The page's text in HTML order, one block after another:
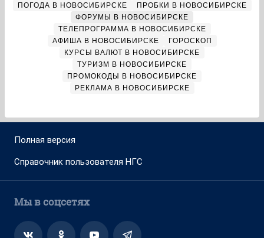
ПОГОДА В НОВОСИБИРСКЕ
ПРОБКИ В НОВОСИБИРСКЕ
ФОРУМЫ В НОВОСИБИРСКЕ
ТЕЛЕПРОГРАММА В НОВОСИБИРСКЕ
АФИША В НОВОСИБИРСКЕ
ГОРОСКОП
КУРСЫ ВАЛЮТ В НОВОСИБИРСКЕ
ТУРИЗМ В НОВОСИБИРСКЕ
ПРОМОКОДЫ В НОВОСИБИРСКЕ
РЕКЛАМА В НОВОСИБИРСКЕ
Полная версия
Справочник пользователя НГС
Мы в соцсетях